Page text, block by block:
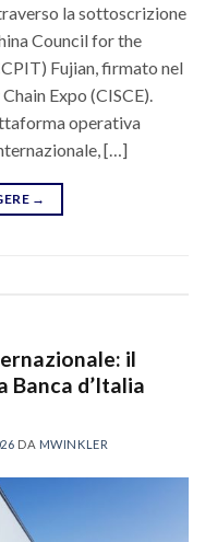
la sottoscrizione
Council for the
Fujian, firmato nel
Expo (CISCE).
operativa
[…]
→
il
Banca d’Italia
DA MWINKLER